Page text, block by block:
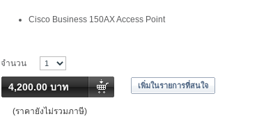
Cisco Business 150AX Access Point
จำนวน
4,200.00 บาท เพิ่มในรายการที่สนใจ
(ราคายังไม่รวมภาษี)